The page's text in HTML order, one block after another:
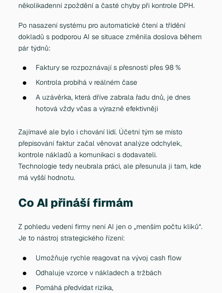
několikadenní zpoždění a časté chyby při kontrole DPH.
Po nasazení systému pro automatické čtení a třídění
dokladů s podporou AI se situace změnila doslova během
pár týdnů:
Faktury se rozpoznávají s přesností přes 98 %
Kontrola probíhá v reálném čase
A uzávěrka, která dříve zabrala řadu dnů, je dnes
hotová vždy včas a výrazně efektivněji
Zajímavé ale bylo i chování lidí. Účetní tým se místo
přepisování faktur začal věnovat analýze odchylek,
kontrole nákladů a komunikaci s dodavateli.
Technologie tedy neubrala práci, ale přesunula ji tam, kde
má vyšší hodnotu.
Co AI přináší firmám
Z pohledu vedení firmy není AI jen o „menším počtu kliků“.
Je to nástroj strategického řízení:
Umožňuje rychle reagovat na vývoj cash flow
Odhaluje vzorce v nákladech a tržbách
Pomáhá předvídat rizika,